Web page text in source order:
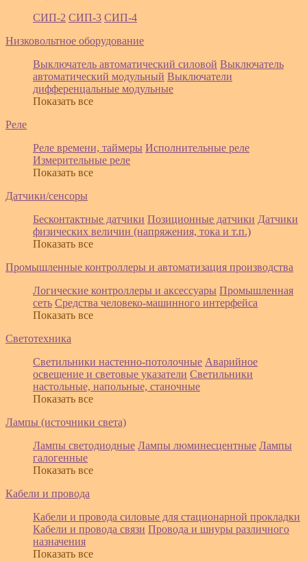
СИП-2 СИП-3 СИП-4
Низковольтное оборудование
Выключатель автоматический силовой Выключатель
автоматический модульный Выключатели
дифференцальные модульные
Показать все
Реле
Реле времени, таймеры Исполнительные реле
Измерительные реле
Показать все
Датчики/сенсоры
Бесконтактные датчики Позиционные датчики Датчики
физических величин (напряжения, тока и т.п.)
Показать все
Промышленные контроллеры и автоматизация производства
Логические контроллеры и аксессуары Промышленная
сеть Средства человеко-машинного интерфейса
Показать все
Светотехника
Светильники настенно-потолочные Аварийное
освещение и световые указатели Светильники
настольные, напольные, станочные
Показать все
Лампы (источники света)
Лампы светодиодные Лампы люминесцентные Лампы
галогенные
Показать все
Кабели и провода
Кабели и провода силовые для стационарной прокладки
Кабели и провода связи Провода и шнуры различного
назначения
Показать все